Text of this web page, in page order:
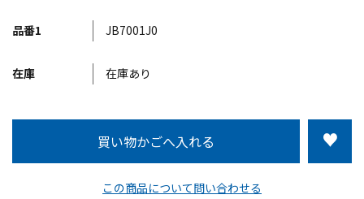
品番1 JB7001J0
在庫 在庫あり
この商品について問い合わせる